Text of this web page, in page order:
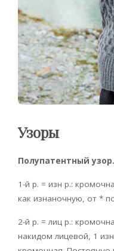
Узоры
Полупатентный узор.
1-й р. = изн р.:
как изнаночную, от *
2-й р. = лиц р.:
накидом лицевой, 1